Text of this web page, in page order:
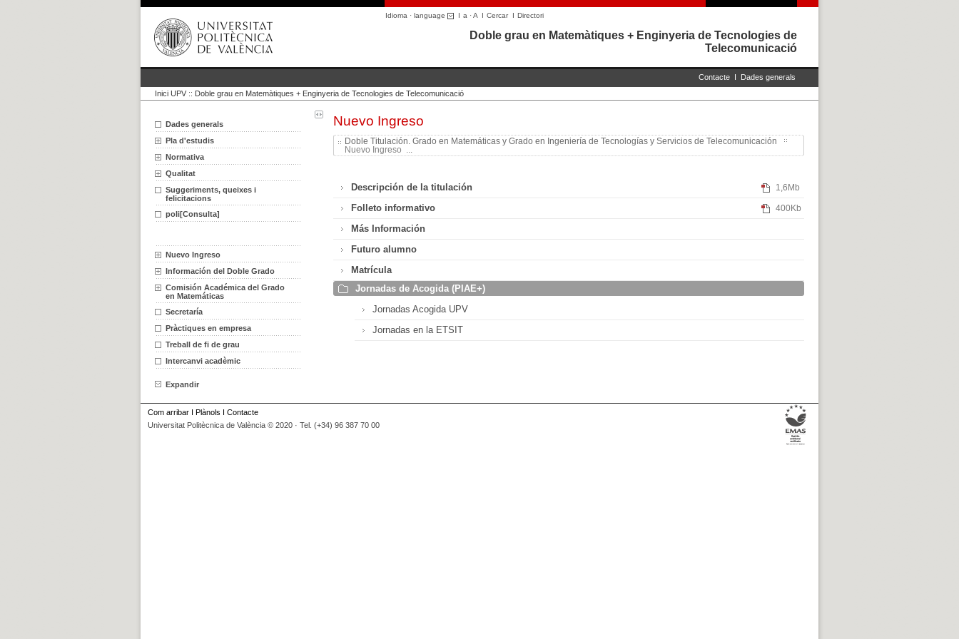
Idioma · language I a ·A I CercarI Directori
Doble grau en Matemàtiques + Enginyeria de Tecnologies de
Telecomunicació
Contacte I Dades generals
Inici UPV :: Doble grau en Matemàtiques + Enginyeria de Tecnologies de Telecomunicació
Dades generals
Pla d'estudis
Normativa
Qualitat
Suggeriments, queixes i
felicitacions
poli[Consulta]
Nuevo Ingreso
Información del Doble Grado
Comisión Académica del Grado
en Matemáticas
Secretaría
Pràctiques en empresa
Treball de fi de grau
Intercanvi acadèmic
Expandir
Nuevo Ingreso
Doble Titulación. Grado en Matemáticas y Grado en Ingeniería de Tecnologías y Servicios de Telecomunicación
Nuevo Ingreso ...
Descripción de la titulación 1,6Mb
Folleto informativo 400Kb
Más Información
Futuro alumno
Matrícula
Jornadas de Acogida (PIAE+)
Jornadas Acogida UPV
Jornadas en la ETSIT
Com arribar I Plànols I Contacte
Universitat Politècnica de València © 2020 · Tel. (+34) 96 387 70 00